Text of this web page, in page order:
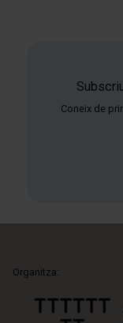
Coneix de
Organitza: